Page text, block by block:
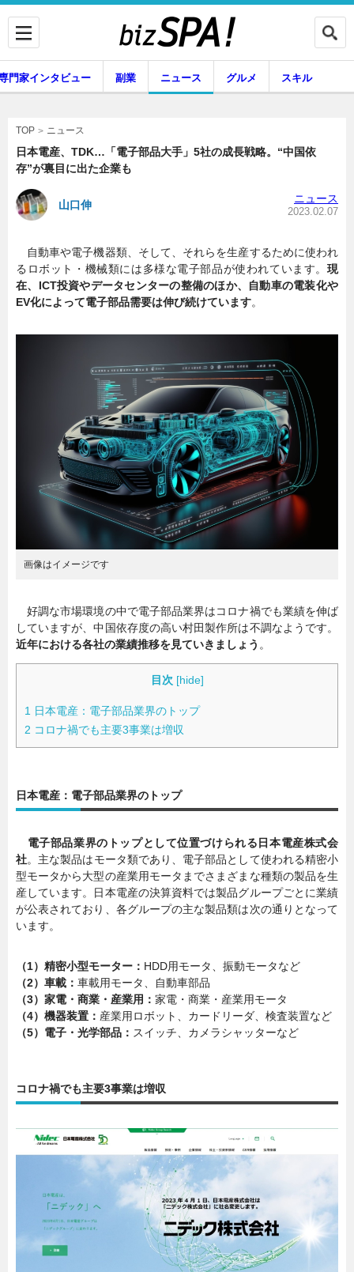
専門家インタビュー
副業 ニュース
暮らし エンタメ
連載一覧
門家インタビュー 副業 ニュース グルメ スキル
TOP ニュース
日本電産、TDK…「電子部品大手」5社の成長戦略。“中国依
存”が裏目に出た企業も
山口伸 ニュース
2023.02.07
自動車や電子機器類、そして、それらを生産するために使われ
るロボット・機械類には多様な電子部品が使われています。 現
在、ICT投資やデータセンターの整備のほか、自動車の電装化や
EV化によって電子部品需要は伸び続けています。
画像はイメージです
好調な市場環境の中で電子部品業界はコロナ禍でも業績を伸ば
していますが、中国依存度の高い村田製作所は不調なようです。
近年における各社の業績推移を見ていきましょう 。
目次 [hide]
1 日本電産：電子部品業界のトップ
2 コロナ禍でも主要3事業は増収
日本電産：電子部品業界のトップ
電子部品業界のトップとして位置づけられる日本電産株式会
社。主な製品はモータ類であり、電子部品として使われる精密小
型モータから大型の産業用モータまでさまざまな種類の製品を生
産しています。日本電産の決算資料では製品グループごとに業績
が公表されており、各グループの主な製品類は次の通りとなって
います。
（1）精密小型モーター： HDD用モータ、振動モータなど
（2）車載： 車載用モータ、自動車部品
（3）家電・商業・産業用： 家電・商業・産業用モータ
（4）機器装置： 産業用ロボット、カードリーダ、検査装置など
（5）電子・光学部品： スイッチ、カメラシャッターなど
コロナ禍でも主要3事業は増収